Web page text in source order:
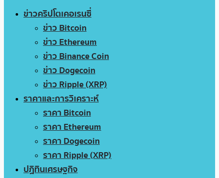
ข่าวคริปโตเคอเรนซี่
ข่าว Bitcoin
ข่าว Ethereum
ข่าว Binance Coin
ข่าว Dogecoin
ข่าว Ripple (XRP)
ราคาและการวิเคราะห์
ราคา Bitcoin
ราคา Ethereum
ราคา Dogecoin
ราคา Ripple (XRP)
ปฏิทินเศรษฐกิจ